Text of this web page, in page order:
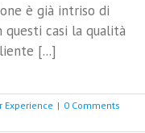
è già intriso di
questi casi la qualità
[...]
Experience | 0 Comments